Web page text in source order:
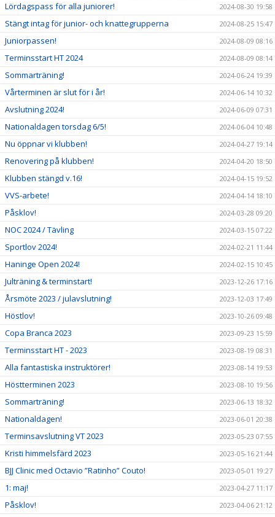
Lördagspass för alla juniorer! 2024-08-30 19:58
Stängt intag för junior- och knattegrupperna 2024-08-25 15:47
Juniorpassen! 2024-08-09 08:16
Terminsstart HT 2024 2024-08-09 08:14
Sommarträning! 2024-06-24 19:39
Vårterminen är slut för i år! 2024-06-14 10:32
Avslutning 2024! 2024-06-09 07:31
Nationaldagen torsdag 6/5! 2024-06-04 10:48
Nu öppnar vi klubben! 2024-04-27 19:14
Renovering på klubben! 2024-04-20 18:50
Klubben stängd v.16! 2024-04-15 19:52
VVS-arbete! 2024-04-14 18:10
Påsklov! 2024-03-28 09:20
NOC 2024 / Tävling 2024-03-15 07:22
Sportlov 2024! 2024-02-21 11:44
Haninge Open 2024! 2024-02-15 10:45
Julträning & terminstart! 2023-12-26 17:16
Årsmöte 2023 / julavslutning! 2023-12-03 17:49
Höstlov! 2023-10-26 09:48
Copa Branca 2023 2023-09-23 15:59
Terminsstart HT - 2023 2023-08-19 08:31
Alla fantastiska instruktörer! 2023-08-14 19:53
Höstterminen 2023 2023-08-10 19:56
Sommarträning! 2023-06-13 18:32
Nationaldagen! 2023-06-01 20:38
Terminsavslutning VT 2023 2023-05-23 07:55
Kristi himmelsfärd 2023 2023-05-16 21:44
BJJ Clinic med Octavio ”Ratinho” Couto! 2023-05-01 19:27
1: maj! 2023-04-27 11:17
Påsklov! 2023-04-06 21:12